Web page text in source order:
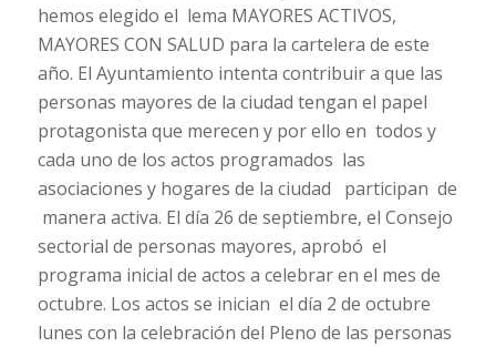
hemos elegido el lema MAYORES ACTIVOS,
MAYORES CON SALUD para la cartelera de este
año. El Ayuntamiento intenta contribuir a que las
personas mayores de la ciudad tengan el papel
protagonista que merecen y por ello en todos y
cada uno de los actos programados las
asociaciones y hogares de la ciudad participan de
manera activa. El día 26 de septiembre, el Consejo
sectorial de personas mayores, aprobó el
programa inicial de actos a celebrar en el mes de
octubre. Los actos se inician el día 2 de octubre
lunes con la celebración del Pleno de las personas